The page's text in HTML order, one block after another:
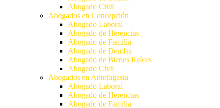
Abogado Civil
Abogados en Concepción
Abogado Laboral
Abogado de Herencias
Abogado de Familia
Abogado de Deudas
Abogado de Bienes Raíces
Abogado Civil
Abogados en Antofagasta
Abogado Laboral
Abogado de Herencias
Abogado de Familia